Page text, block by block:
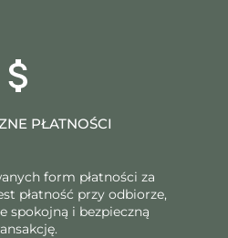
PŁATNOŚCI
form płatności za
płatność przy odbiorze,
spokojną i bezpieczną